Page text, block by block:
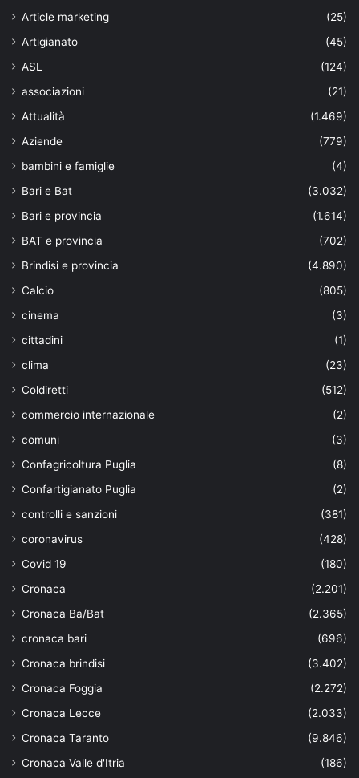
Article marketing
(25)
Artigianato
(45)
ASL
(124)
associazioni
(21)
Attualità
(1.469)
Aziende
(779)
bambini e famiglie
(4)
Bari e Bat
(3.032)
Bari e provincia
(1.614)
BAT e provincia
(702)
Brindisi e provincia
(4.890)
Calcio
(805)
cinema
(3)
cittadini
(1)
clima
(23)
Coldiretti
(512)
commercio internazionale
(2)
comuni
(3)
Confagricoltura Puglia
(8)
Confartigianato Puglia
(2)
controlli e sanzioni
(381)
coronavirus
(428)
Covid 19
(180)
Cronaca
(2.201)
Cronaca Ba/Bat
(2.365)
cronaca bari
(696)
Cronaca brindisi
(3.402)
Cronaca Foggia
(2.272)
Cronaca Lecce
(2.033)
Cronaca Taranto
(9.846)
Cronaca Valle d'Itria
(186)